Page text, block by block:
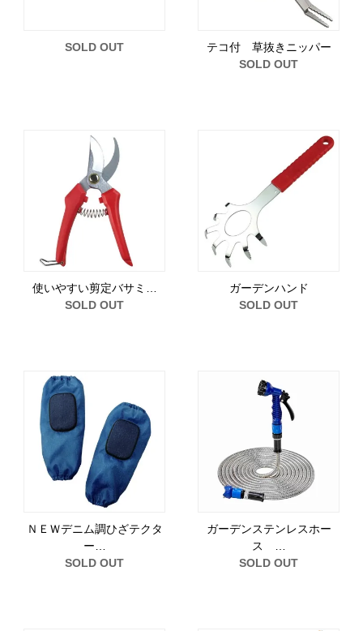
SOLD OUT
テコ付 草抜きニッパー
SOLD OUT
使いやすい剪定バサミ…
SOLD OUT
ガーデンハンド
SOLD OUT
ＮＥＷデニム調ひざテクタ
ー…
SOLD OUT
ガーデンステンレスホー
ス …
SOLD OUT